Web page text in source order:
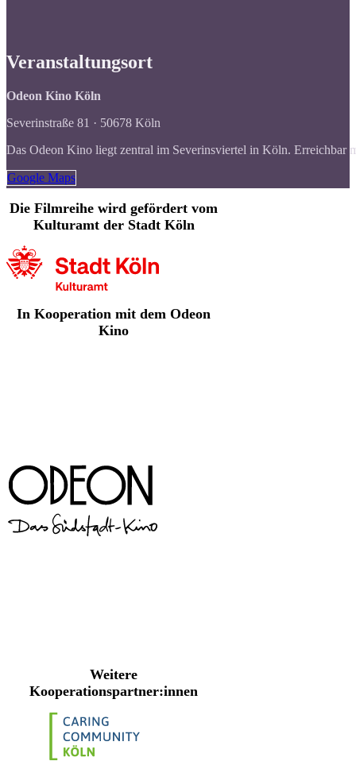
Veranstaltungsort
Odeon Kino Köln
Severinstraße 81 · 50678 Köln
Das Odeon Kino liegt zentral im Severinsviertel in Köln.
Google Maps
Die Filmreihe wird gefördert vom
Kulturamt der Stadt Köln
In Kooperation mit dem Odeon
Kino
Weitere
Kooperationspartner:innen